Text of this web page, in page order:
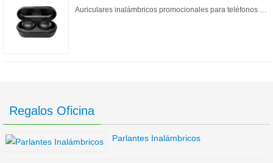
Auriculares inalámbricos promocionales para teléfonos …
Regalos Oficina
Parlantes Inalámbricos